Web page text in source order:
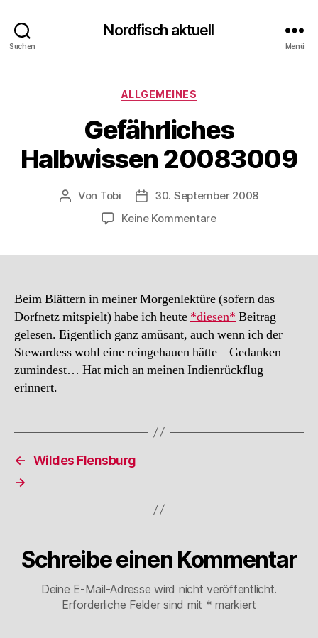
Suchen
Nordfisch aktuell
Menü
Kategorien
ALLGEMEINES
Gefährliches
Halbwissen 20083009
Beitragsautor
Von Tobi Beitragsdatum
30. September 2008
Keine Kommentarezu
Beim Blättern in meiner Morgenlektüre (sofern das
Dorfnetz mitspielt) habe ich heute *diesen* Beitrag
gelesen. Eigentlich ganz amüsant, auch wenn ich der
Stewardess wohl eine reingehauen hätte – Gedanken
zumindest… Hat mich an meinen Indienrückflug
erinnert.
← Wildes Flensburg
→
Schreibe einen Kommentar
Deine E-Mail-Adresse wird nicht veröffentlicht.
Erforderliche Felder sind mit * markiert